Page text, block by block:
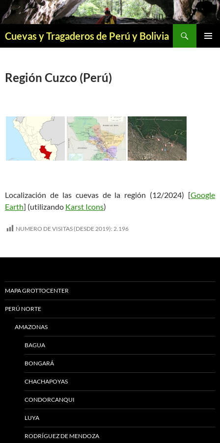
Saltar
al
Cuevas y Tragaderos de Perú y Bolivia
Región Cuzco (Perú)
Localización de las cuevas de la región (12/2024) [Google
Earth] (utilizando Karst Icons)
NUMERO DE VISITAS (DESDE 2019): 2.196
MAPA GROTTOCENTER
PERÚ NORTE
AMAZONAS
BAGUA
BONGARÁ
CHACHAPOYAS
CONDORCANQUI
LUYA
RODRÍGUEZ DE MENDOZA